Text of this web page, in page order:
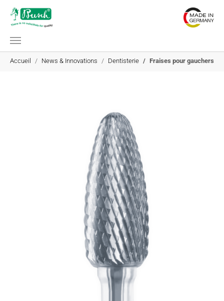
Aller au contenu principal
Vous êtes ici:
Accueil
News & Innovations Dentisterie Fraises pour gauchers